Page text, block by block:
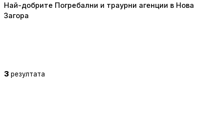
Най-добрите Погребални и траурни агенции в Нова
Загора
3 резултата